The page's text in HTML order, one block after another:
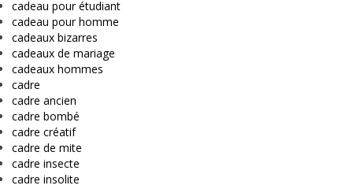
cadeau pour étudiant
cadeau pour homme
cadeaux bizarres
cadeaux de mariage
cadeaux hommes
cadre
cadre ancien
cadre bombé
cadre créatif
cadre de mite
cadre insecte
cadre insolite